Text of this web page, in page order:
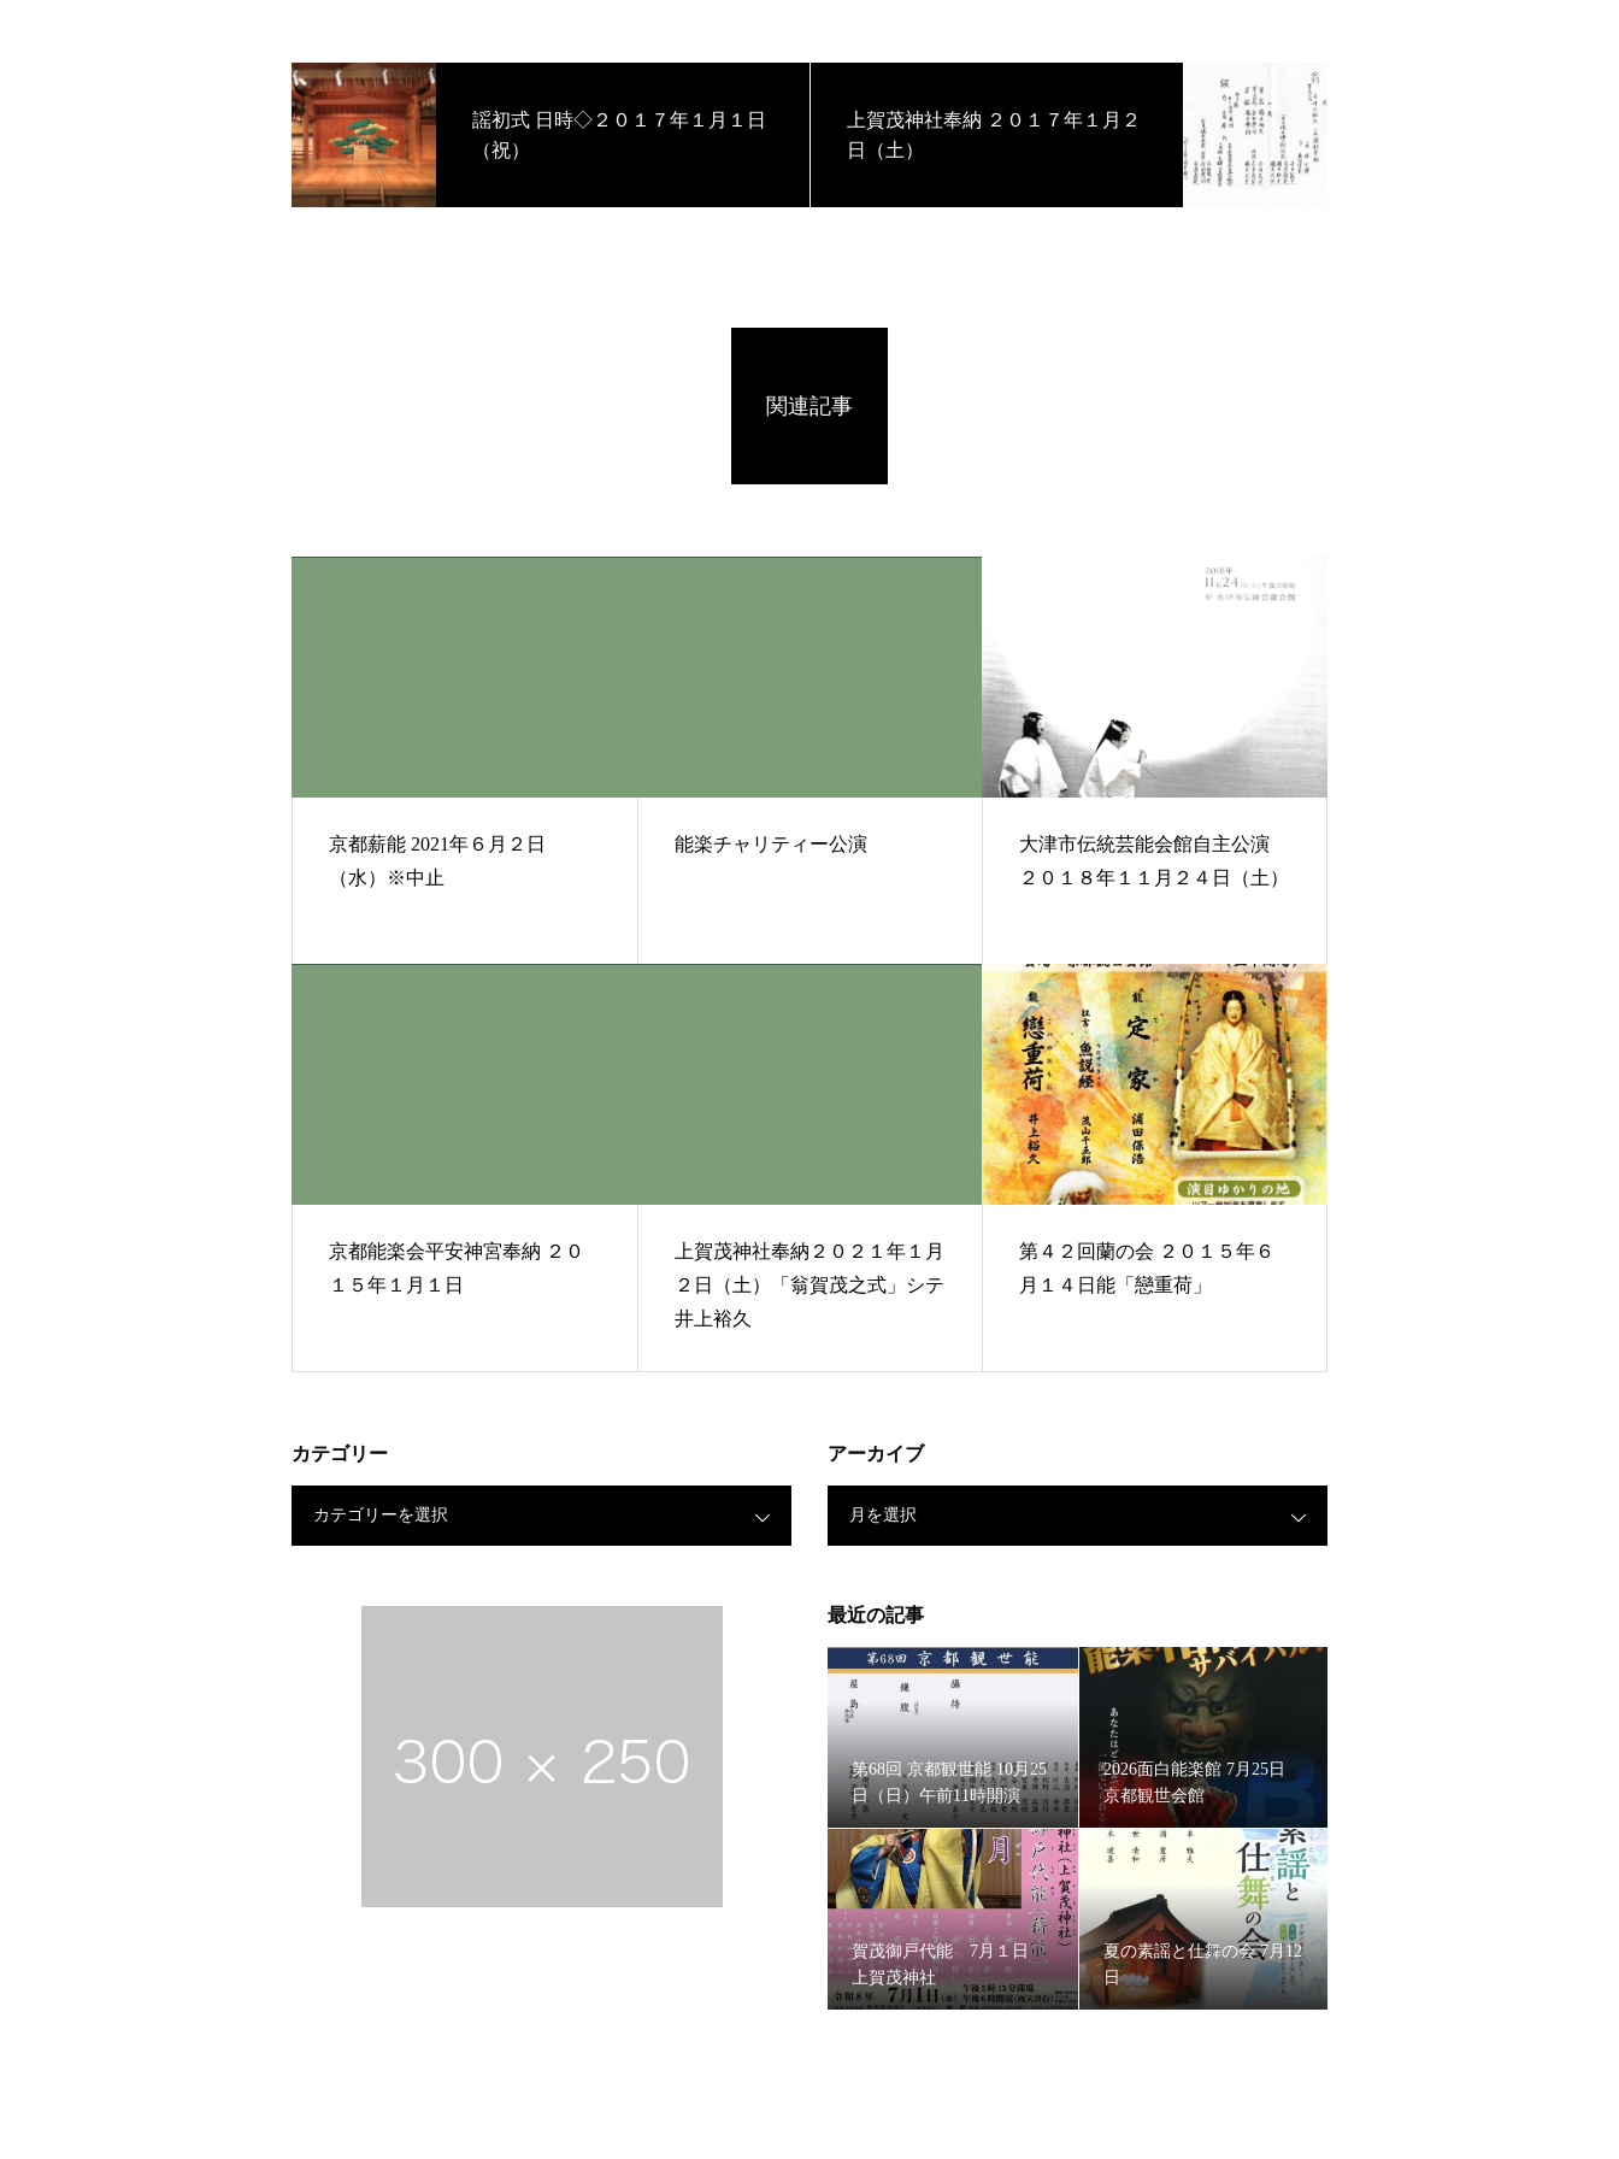
謡初式 日時◇２０１７年１月１日
（祝）
上賀茂神社奉納 ２０１７年１月２
日（土）
関連記事
京都薪能 2021年６月２日
（水）※中止
能楽チャリティー公演
大津市伝統芸能会館自主公演
２０１８年１１月２４日（土）
京都能楽会平安神宮奉納 ２０
１５年１月１日
上賀茂神社奉納２０２１年１月
２日（土）「翁賀茂之式」シテ
井上裕久
第４２回蘭の会 ２０１５年６
月１４日能「戀重荷」
カテゴリー
カテゴリーを選択
アーカイブ
月を選択
最近の記事
第68回 京都観世能 10月25
日（日）午前11時開演
2026面白能楽館 7月25日
京都観世会館
賀茂御戸代能 7月１日
上賀茂神社
夏の素謡と仕舞の会 7月12
日